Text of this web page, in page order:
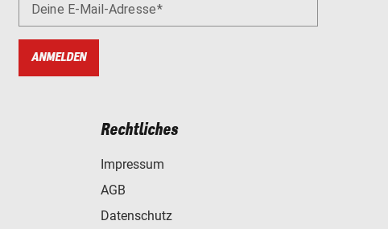
Deine E-Mail-Adresse
ANMELDEN
Rechtliches
Impressum
AGB
Datenschutz